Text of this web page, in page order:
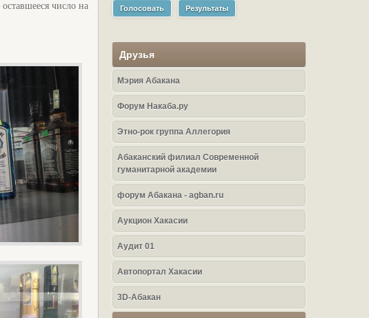
число на
Голосовать Результаты
Друзья
Мэрия Абакана
Форум Накаба.ру
Этно-рок группа Аллегория
Абаканский филиал Современной
гуманитарной академии
форум Абакана - agban.ru
Аукцион Хакасии
Аудит 01
Автопортал Хакасии
3D-Абакан